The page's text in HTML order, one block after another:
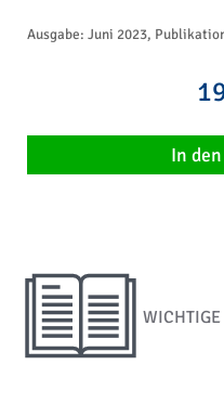
Ausgabe: Juni 2023,
In